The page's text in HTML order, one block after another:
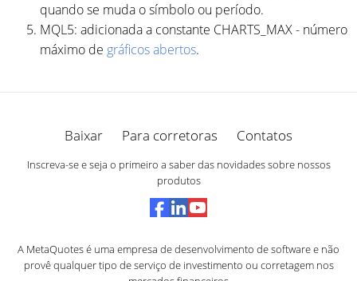
quando se muda o símbolo ou período.
MQL5: adicionada a constante CHARTS_MAX - número
máximo de gráficos abertos.
Baixar Para corretoras Contatos
Inscreva-se e seja o primeiro a saber das novidades sobre nossos
produtos
A MetaQuotes é uma empresa de desenvolvimento de software e não
provê qualquer tipo de serviço de investimento ou corretagem nos